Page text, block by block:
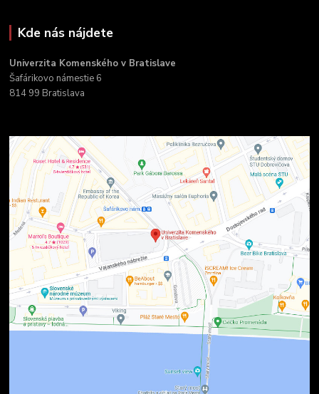
Kde nás nájdete
Univerzita Komenského v Bratislave
Šafárikovo námestie 6
814 99 Bratislava